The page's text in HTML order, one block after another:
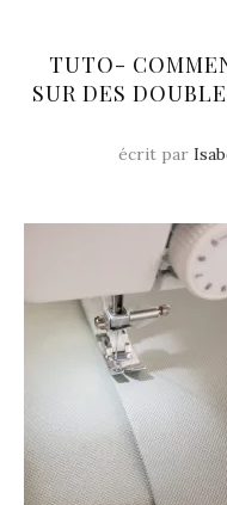
TUTO-
SUR DES
écrit par